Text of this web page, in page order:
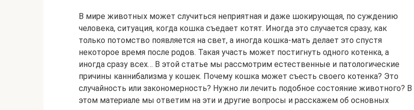
В мире животных может случиться неприятная и даже шокирующая, по суждению
человека, ситуация, когда кошка съедает котят. Иногда это случается сразу, как
только потомство появляется на свет, а иногда кошка-мать делает это спустя
некоторое время после родов. Такая участь может постигнуть одного котенка, а
иногда сразу всех… В этой статье мы рассмотрим естественные и патологические
причины каннибализма у кошек. Почему кошка может съесть своего котенка? Это
случайность или закономерность? Нужно ли лечить подобное состояние животного? В
этом материале мы ответим на эти и другие вопросы и расскажем об основных